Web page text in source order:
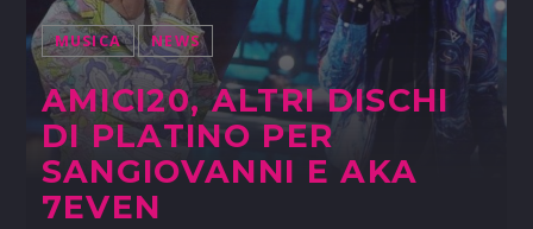
MUSICA NEWS
AMICI20, ALTRI DISCHI
DI PLATINO PER
SANGIOVANNI E AKA
7EVEN